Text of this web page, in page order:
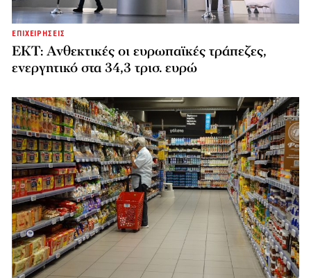
ΕΠΙΧΕΙΡΗΣΕΙΣ
ΕΚΤ: Ανθεκτικές οι ευρωπαϊκές τράπεζες,
ενεργητικό στα 34,3 τρισ. ευρώ